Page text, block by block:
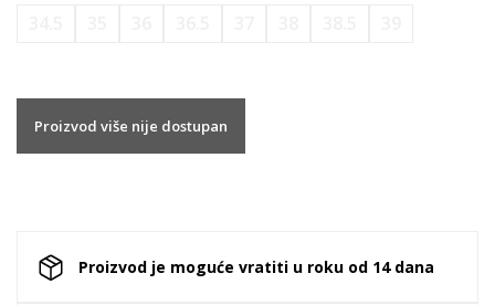
Proizvod više nije dostupan
Proizvod je moguće vratiti u roku od 14 dana